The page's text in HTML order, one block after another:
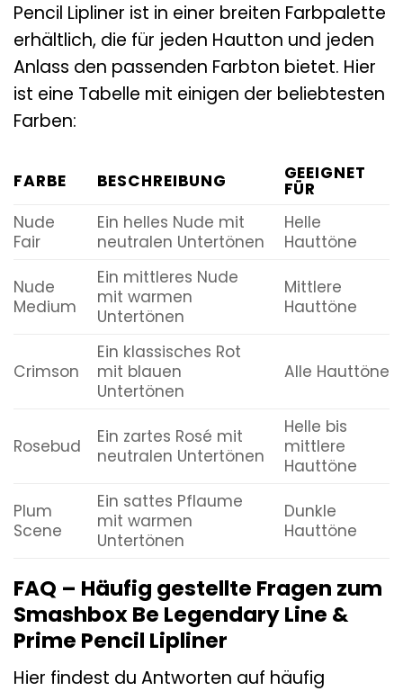
Pencil Lipliner ist in einer breiten Farbpalette
erhältlich, die für jeden Hautton und jeden
Anlass den passenden Farbton bietet. Hier
ist eine Tabelle mit einigen der beliebtesten
Farben:
FARBE BESCHREIBUNG GEEIGNET
FÜR
Nude
Fair
Ein helles Nude mit
neutralen Untertönen
Helle
Hauttöne
Nude
Medium
Ein mittleres Nude
mit warmen
Untertönen
Mittlere
Hauttöne
Crimson
Ein klassisches Rot
mit blauen
Untertönen
Alle Hauttöne
Rosebud
Ein zartes Rosé mit
neutralen Untertönen
Helle bis
mittlere
Hauttöne
Plum
Scene
Ein sattes Pflaume
mit warmen
Untertönen
Dunkle
Hauttöne
FAQ – Häufig gestellte Fragen zum
Smashbox Be Legendary Line &
Prime Pencil Lipliner
Hier findest du Antworten auf häufig